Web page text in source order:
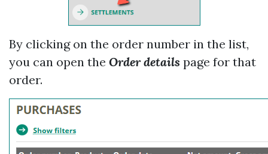
By clicking on the order number in the list,
you can open the Order details page for that
order.